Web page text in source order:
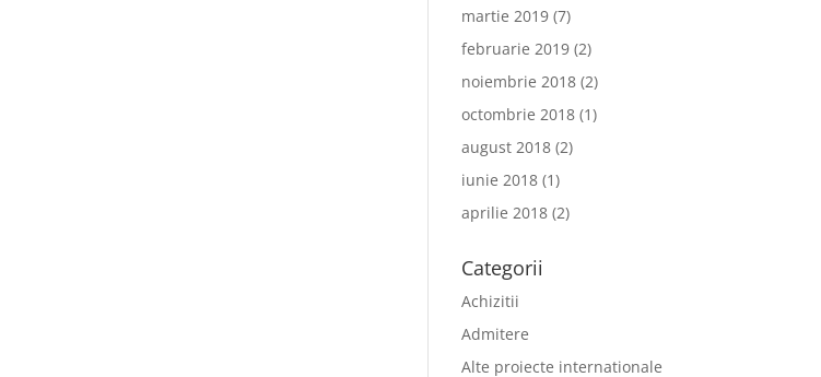
martie 2019 (7)
februarie 2019 (2)
noiembrie 2018 (2)
octombrie 2018 (1)
august 2018 (2)
iunie 2018 (1)
aprilie 2018 (2)
Categorii
Achizitii
Admitere
Alte proiecte internationale